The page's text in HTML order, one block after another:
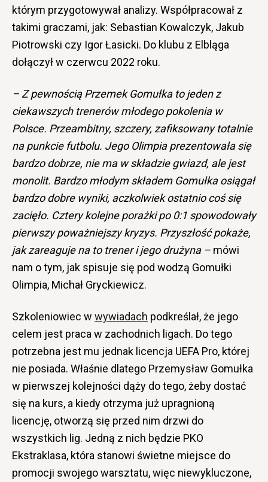
którym przygotowywał analizy. Współpracował z
takimi graczami, jak: Sebastian Kowalczyk, Jakub
Piotrowski czy Igor Łasicki. Do klubu z Elbląga
dołączył w czerwcu 2022 roku.
– Z pewnością Przemek Gomułka to jeden z
ciekawszych trenerów młodego pokolenia w
Polsce. Przeambitny, szczery, zafiksowany totalnie
na punkcie futbolu. Jego Olimpia prezentowała się
bardzo dobrze, nie ma w składzie gwiazd, ale jest
monolit. Bardzo młodym składem Gomułka osiągał
bardzo dobre wyniki, aczkolwiek ostatnio coś się
zacięło. Cztery kolejne porażki po 0:1 spowodowały
pierwszy poważniejszy kryzys. Przyszłość pokaże,
jak zareaguje na to trener i jego drużyna – mówi
nam o tym, jak spisuje się pod wodzą Gomułki
Olimpia, Michał Gryckiewicz.
Szkoleniowiec w wywiadach podkreślał, że jego
celem jest praca w zachodnich ligach. Do tego
potrzebna jest mu jednak licencja UEFA Pro, której
nie posiada. Właśnie dlatego Przemysław Gomułka
w pierwszej kolejności dąży do tego, żeby dostać
się na kurs, a kiedy otrzyma już upragnioną
licencję, otworzą się przed nim drzwi do
wszystkich lig. Jedną z nich będzie PKO
Ekstraklasa, która stanowi świetne miejsce do
promocji swojego warsztatu, więc niewykluczone,